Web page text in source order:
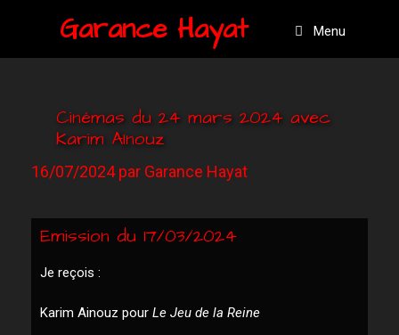
Garance Hayat Menu
Cinémas du 24 mars 2024 avec
Karim AInouz
16/07/2024 par Garance Hayat
Emission du 17/03/2024
Je reçois :
Karim Ainouz pour Le Jeu de la Reine